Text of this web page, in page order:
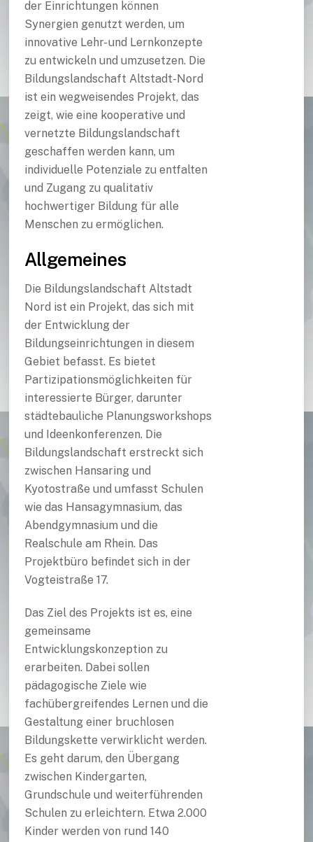
der Einrichtungen können
Synergien genutzt werden, um
innovative Lehr- und Lernkonzepte
zu entwickeln und umzusetzen. Die
Bildungslandschaft Altstadt-Nord
ist ein wegweisendes Projekt, das
zeigt, wie eine kooperative und
vernetzte Bildungslandschaft
geschaffen werden kann, um
individuelle Potenziale zu entfalten
und Zugang zu qualitativ
hochwertiger Bildung für alle
Menschen zu ermöglichen.
Allgemeines
Die Bildungslandschaft Altstadt
Nord ist ein Projekt, das sich mit
der Entwicklung der
Bildungseinrichtungen in diesem
Gebiet befasst. Es bietet
Partizipationsmöglichkeiten für
interessierte Bürger, darunter
städtebauliche Planungsworkshops
und Ideenkonferenzen. Die
Bildungslandschaft erstreckt sich
zwischen Hansaring und
Kyotostraße und umfasst Schulen
wie das Hansagymnasium, das
Abendgymnasium und die
Realschule am Rhein. Das
Projektbüro befindet sich in der
Vogteistraße 17.
Das Ziel des Projekts ist es, eine
gemeinsame
Entwicklungskonzeption zu
erarbeiten. Dabei sollen
pädagogische Ziele wie
fachübergreifendes Lernen und die
Gestaltung einer bruchlosen
Bildungskette verwirklicht werden.
Es geht darum, den Übergang
zwischen Kindergarten,
Grundschule und weiterführenden
Schulen zu erleichtern. Etwa 2.000
Kinder werden von rund 140